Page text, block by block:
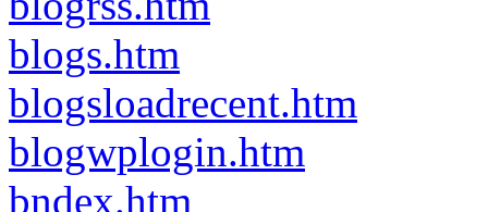
blogs.htm
blogsloadrecent.htm
blogwplogin.htm
bndex.htm